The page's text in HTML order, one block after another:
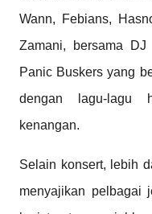
Wann, Febians,
Zamani, bersama DJ
Panic Buskers yang
dengan lagu-lagu
kenangan.
Selain konsert, lebih
menyajikan pelbagai